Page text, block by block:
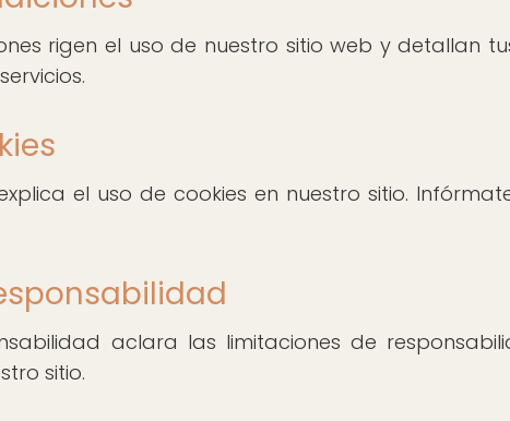
rigen el uso de nuestro sitio web y detallan
el uso de cookies en nuestro sitio.
aclara las limitaciones de
sitio.